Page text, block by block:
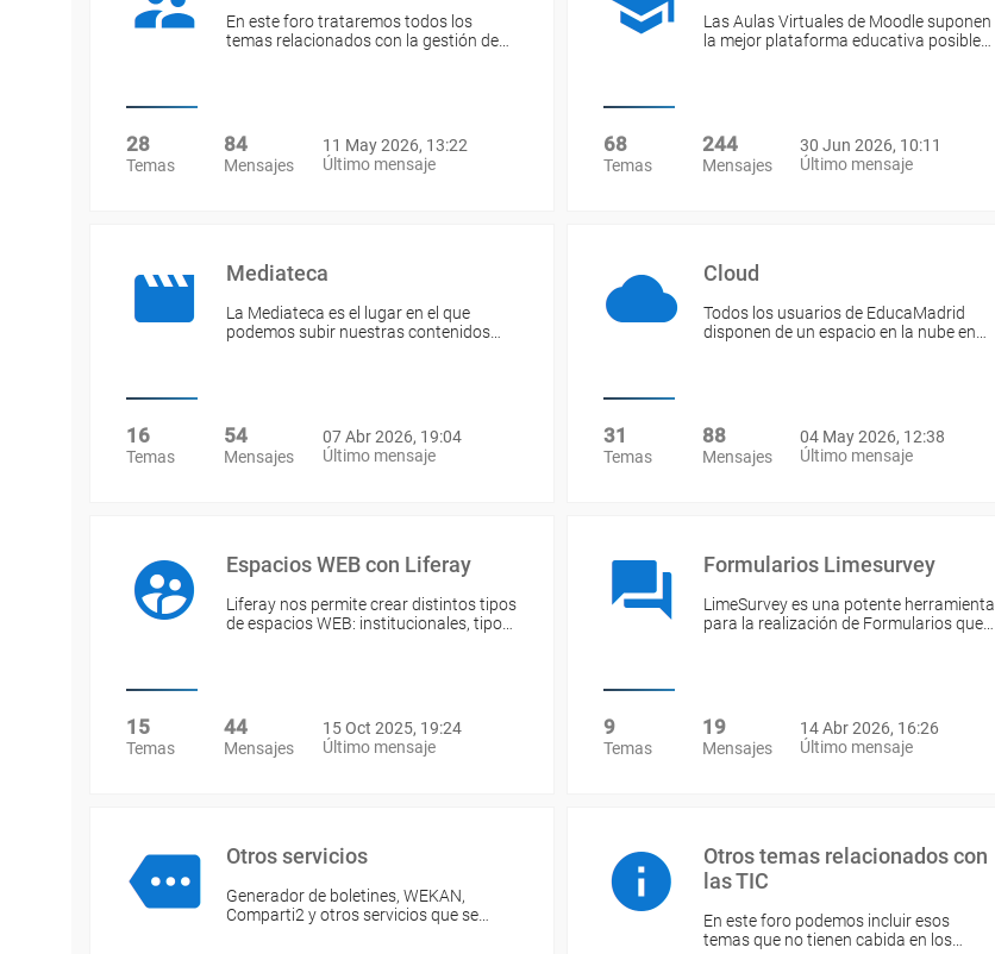
En este foro trataremos todos los
temas relacionados con la gestión de…
28
Temas
84
Mensajes
11 May 2026, 13:22
Último mensaje
Las Aulas Virtuales de Moodle suponen
la mejor plataforma educativa posible…
68
Temas
244
Mensajes
30 Jun 2026, 10:11
Último mensaje
Mediateca
La Mediateca es el lugar en el que
podemos subir nuestras contenidos…
16
Temas
54
Mensajes
07 Abr 2026, 19:04
Último mensaje
Cloud
Todos los usuarios de EducaMadrid
disponen de un espacio en la nube en…
31
Temas
88
Mensajes
04 May 2026, 12:38
Último mensaje
Espacios WEB con Liferay
Liferay nos permite crear distintos tipos
de espacios WEB: institucionales, tipo…
15
Temas
44
Mensajes
15 Oct 2025, 19:24
Último mensaje
Formularios Limesurvey
LimeSurvey es una potente herramienta
para la realización de Formularios que…
9
Temas
19
Mensajes
14 Abr 2026, 16:26
Último mensaje
Otros servicios
Generador de boletines, WEKAN,
Comparti2 y otros servicios que se…
Otros temas relacionados con
las TIC
En este foro podemos incluir esos
temas que no tienen cabida en los…